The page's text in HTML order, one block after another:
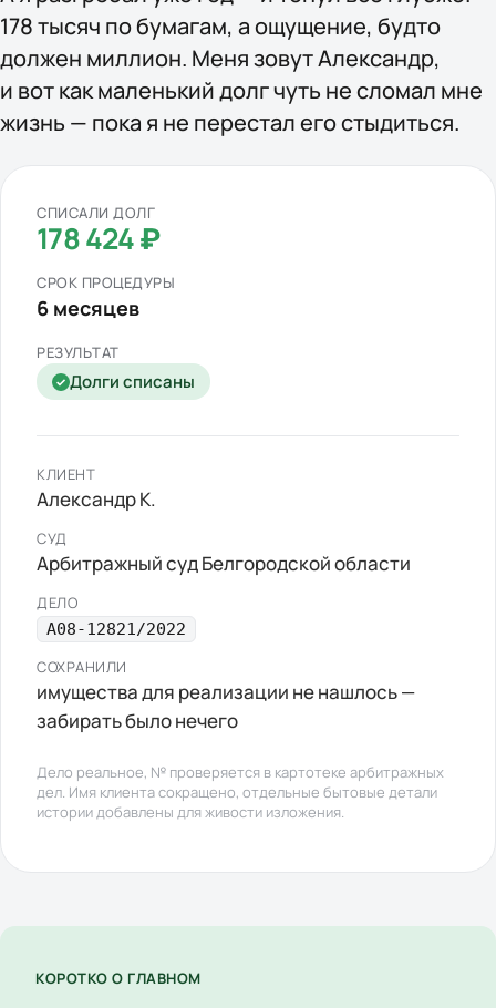
178 тысяч по бумагам, а ощущение, будто
должен миллион. Меня зовут Александр,
и вот как маленький долг чуть не сломал мне
жизнь — пока я не перестал его стыдиться.
СПИСАЛИ ДОЛГ
178 424 ₽
СРОК ПРОЦЕДУРЫ
6 месяцев
РЕЗУЛЬТАТ
✓ Долги списаны
КЛИЕНТ
Александр К.
СУД
Арбитражный суд Белгородской области
ДЕЛО
А08-12821/2022
СОХРАНИЛИ
имущества для реализации не нашлось —
забирать было нечего
Дело реальное, № проверяется в картотеке арбитражных
дел. Имя клиента сокращено, отдельные бытовые детали
истории добавлены для живости изложения.
КОРОТКО О ГЛАВНОМ